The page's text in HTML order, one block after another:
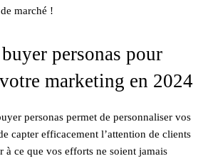
marché !
personas pour
marketing en 2024
personas permet de personnaliser vos
capter efficacement l’attention de clients
à ce que vos efforts ne soient jamais